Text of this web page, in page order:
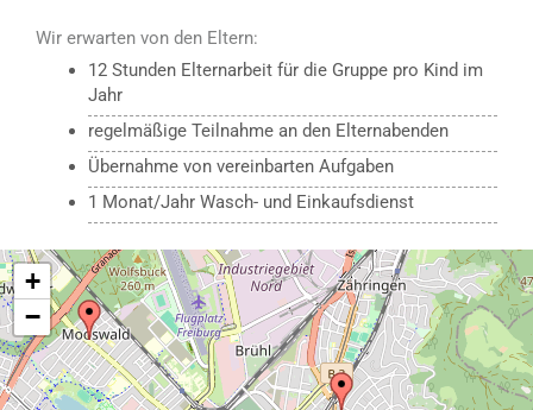
Wir erwarten von den Eltern:
12 Stunden Elternarbeit für die Gruppe pro Kind im
Jahr
regelmäßige Teilnahme an den Elternabenden
Übernahme von vereinbarten Aufgaben
1 Monat/Jahr Wasch- und Einkaufsdienst
+
−